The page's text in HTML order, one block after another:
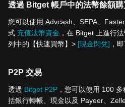
透過 Bitget 帳戶中的法幣餘額
您可以使用 Advcash、SEPA、
式 充值法幣資金 ，在 Bitget 上進行
列中的【快速買幣】> [現金閃兌] ，
P2P 交易
透過 Bitget P2P ，您可以使用 100
括銀行轉帳、現金以及 Payeer、